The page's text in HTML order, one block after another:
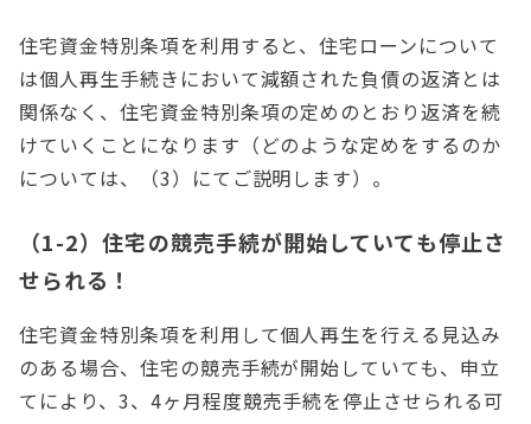
住宅資金特別条項を利用すると、住宅ローンについて
は個人再生手続きにおいて減額された負債の返済とは
関係なく、住宅資金特別条項の定めのとおり返済を続
けていくことになります（どのような定めをするのか
については、（3）にてご説明します）。
（1-2）住宅の競売手続が開始していても停止さ
せられる！
住宅資金特別条項を利用して個人再生を行える見込み
のある場合、住宅の競売手続が開始していても、申立
てにより、3、4ヶ月程度競売手続を停止させられる可